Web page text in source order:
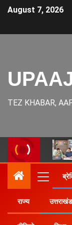
August 7, 2026
TEZ KHABAR,
राज्य उत्तराखंड